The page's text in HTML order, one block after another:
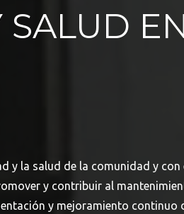
SALUD
y la salud de la comunidad y
y contribuir al
y mejoramiento continuo